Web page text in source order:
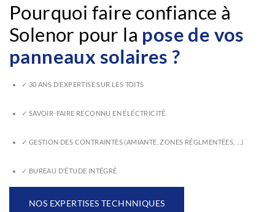
Pourquoi faire confiance à
Solenor pour la pose de vos
panneaux solaires ?
✓ 30 ANS D’EXPERTISE SUR LES TOITS
✓ SAVOIR-FAIRE RECONNU EN ÉLÉCTRICITÉ
✓ GESTION DES CONTRAINTES (AMIANTE, ZONES RÉGLMENTÉES, …)
✓ BUREAU D’ÉTUDE INTÉGRÉ
NOS EXPERTISES TECHNNIQUES